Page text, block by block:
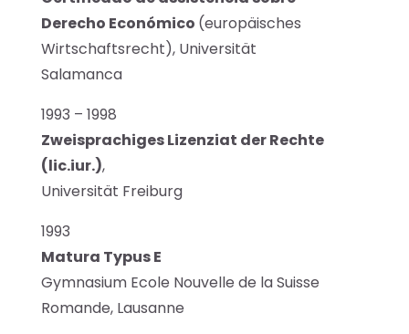
Derecho Económico (europäisches
Wirtschaftsrecht), Universität
Salamanca
1993 – 1998
Zweisprachiges Lizenziat der Rechte
(lic.iur.),
Universität Freiburg
1993
Matura Typus E
Gymnasium Ecole Nouvelle de la Suisse
Romande, Lausanne